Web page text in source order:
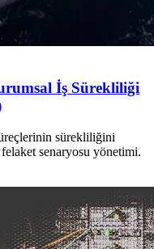
İş Sürekliliği
sürekliliğini
senaryosu yönetimi.